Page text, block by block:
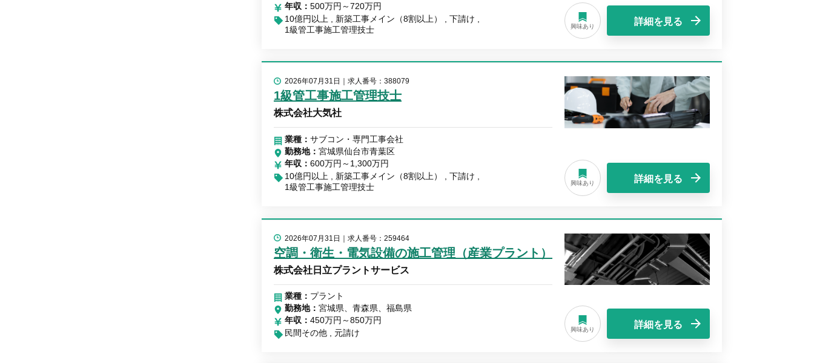
年収
500万円～720万円
10億円以上
新築工事メイン（8割以上）
下請け
1級管工事施工管理技士
興味あり 詳細を見る
2026年07月31日 求人番号：388079
1級管工事施工管理技士
株式会社大気社
業種： サブコン・専門工事会社
勤務地
宮城県仙台市青葉区
年収
600万円～1,300万円
10億円以上
新築工事メイン（8割以上）
下請け
1級管工事施工管理技士
興味あり 詳細を見る
2026年07月31日 求人番号：259464
空調・衛生・電気設備の施工管理（産業プラント）
株式会社日立プラントサービス
業種： プラント
勤務地
宮城県、青森県、福島県
年収
450万円～850万円
民間その他
元請け 興味あり 詳細を見る